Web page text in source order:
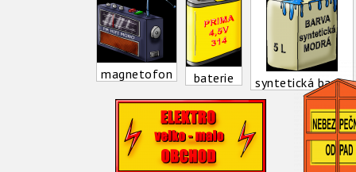
magnetofon baterie syntetická barva
elektroobchod